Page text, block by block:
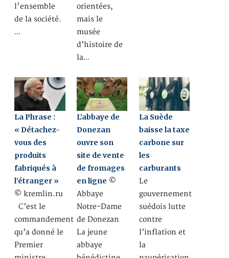
l'ensemble
de la société.
…
orientées,
mais le
musée
d’histoire de
la…
La Phrase :
« Détachez-
vous des
produits
fabriqués à
l’étranger »
© kremlin.ru
C’est le
commandement
qu’a donné le
Premier
L’abbaye de
Donezan
ouvre son
site de vente
de fromages
en ligne ©
Abbaye
Notre-Dame
de Donezan
La jeune
abbaye
La Suède
baisse la taxe
carbone sur
les
carburants
Le
gouvernement
suédois lutte
contre
l’inflation et
la